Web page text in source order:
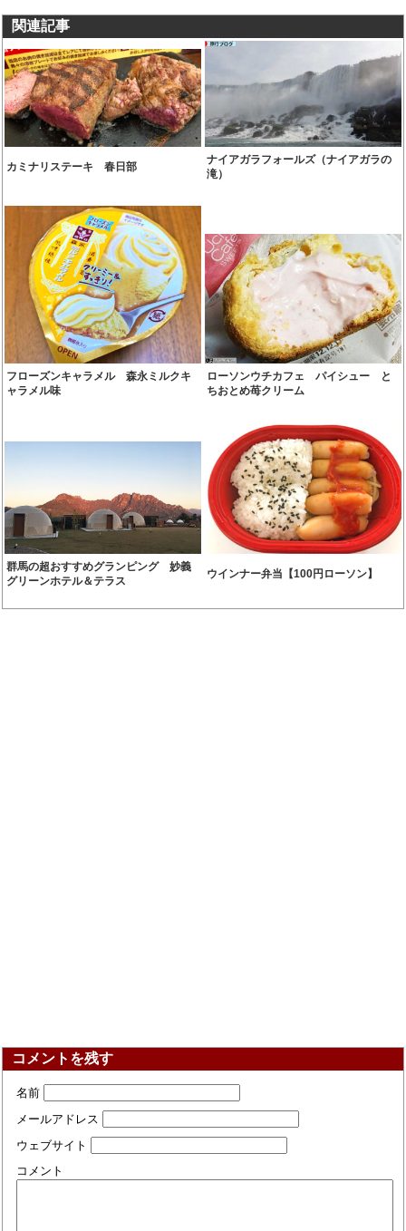
関連記事
カミナリステーキ 春日部
ナイアガラフォールズ（ナイアガラの
滝）
フローズンキャラメル 森永ミルクキ
ャラメル味
ローソンウチカフェ パイシュー と
ちおとめ苺クリーム
群馬の超おすすめグランピング 妙義
グリーンホテル＆テラス
ウインナー弁当【100円ローソン】
コメントを残す
名前
メールアドレス
ウェブサイト
コメント